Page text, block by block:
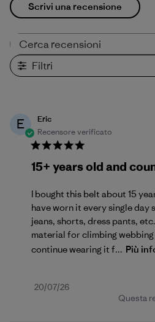
Scrivi una recensione
Filtri
E
Eric
Recensore verificato
15+ years old and
I bought this belt about 15
have worn it every single day
jeans, shorts, dress pants,
material for climbing webbing
continue wearing it f... Più
Data
20/07/26
Questa